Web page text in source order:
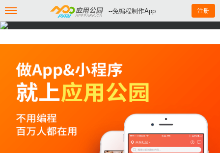
--免编程制作App 注册